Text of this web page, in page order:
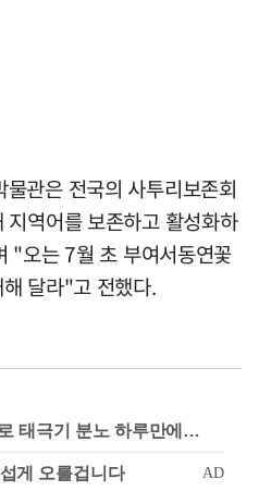
관은 전국의 사투리보존회
역어를 보존하고 활성화하
"오는 7월 초 부여서동연꽃
달라"고 전했다.
태극기 분노 하루만에…